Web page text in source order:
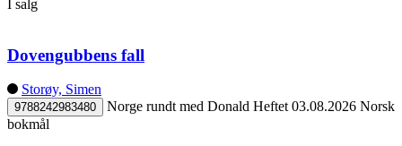
I salg
Dovengubbens fall
Storøy, Simen
9788242983480 Norge rundt med Donald Heftet 03.08.2026 Norsk
bokmål